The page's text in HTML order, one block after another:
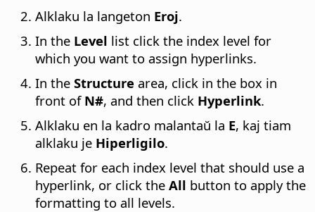
Alklaku la langeton Eroj.
In the Level list click the index level for
which you want to assign hyperlinks.
In the Structure area, click in the box in
front of N#, and then click Hyperlink.
Alklaku en la kadro malantaŭ la E, kaj tiam
alklaku je Hiperligilo.
Repeat for each index level that should use a
hyperlink, or click the All button to apply the
formatting to all levels.